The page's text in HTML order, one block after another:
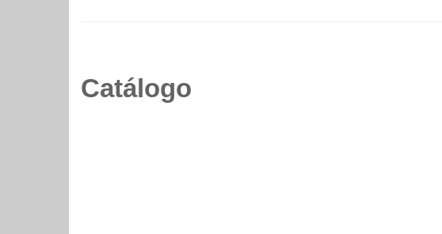
Catálogo